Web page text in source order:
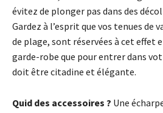
évitez de plonger pas dans des
Gardez à l’esprit que vos tenues de
de plage, sont réservées à cet effet
garde-robe que pour entrer dans
doit être citadine et élégante.
Quid des accessoires ? Une